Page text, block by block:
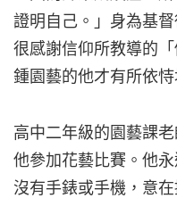
證明自己。」身為基
很感謝信仰所教導的
鍾園藝的他才有所依
高中二年級的園藝課
他參加花藝比賽。他
沒有手錶或手機，意